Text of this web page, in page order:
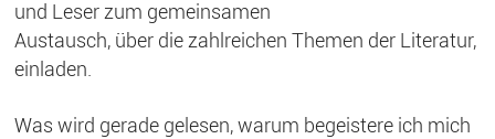
und Leser zum gemeinsamen
Austausch, über die zahlreichen Themen der Literatur,
einladen.
Was wird gerade gelesen, warum begeistere ich mich